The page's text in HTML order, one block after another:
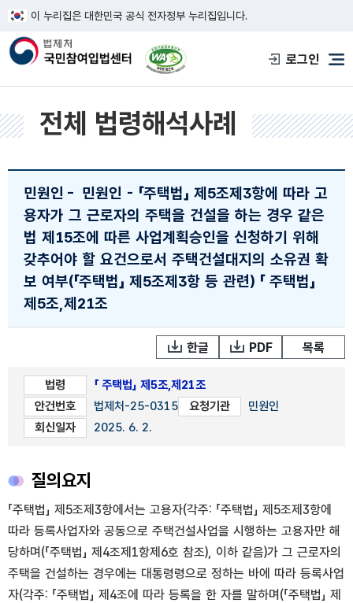
이 누리집은 대한민국 공식 전자정부 누리집입니다.
한국웹접근성인증평가원 웹접근성 사이
로그인
메
전체 법령해석사례
민원인 - 민원인 - 「주택법」 제5조제3항에 따라 고
용자가 그 근로자의 주택을 건설을 하는 경우 같은
법 제15조에 따른 사업계획승인을 신청하기 위해
갖추어야 할 요건으로서 주택건설대지의 소유권 확
보 여부(「주택법」 제5조제3항 등 관련) 「 주택법」
제5조,제21조
한글 PDF 목록
법령
「 주택법」 제5조,제21조
안건번호
법제처-25-0315 요청기관
민원인
회신일자
2025. 6. 2.
질의요지
「주택법」 제5조제3항에서는 고용자(각주: 「주택법」 제5조제3항에
따라 등록사업자와 공동으로 주택건설사업을 시행하는 고용자만 해
당하며(「주택법」 제4조제1항제6호 참조), 이하 같음)가 그 근로자의
주택을 건설하는 경우에는 대통령령으로 정하는 바에 따라 등록사업
자(각주: 「주택법」 제4조에 따라 등록을 한 자를 말하며(「주택법」 제